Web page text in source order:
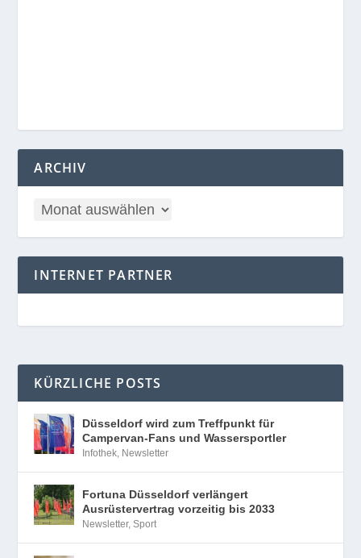
ARCHIV
INTERNET PARTNER
KÜRZLICHE POSTS
Düsseldorf wird zum Treffpunkt für
Campervan-Fans und Wassersportler
Infothek, Newsletter
Fortuna Düsseldorf verlängert
Ausrüstervertrag vorzeitig bis 2033
Newsletter,Sport